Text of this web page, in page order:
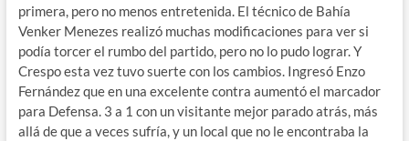
primera, pero no menos entretenida. El técnico de Bahía
Venker Menezes realizó muchas modificaciones para ver si
podía torcer el rumbo del partido, pero no lo pudo lograr. Y
Crespo esta vez tuvo suerte con los cambios. Ingresó Enzo
Fernández que en una excelente contra aumentó el marcador
para Defensa. 3 a 1 con un visitante mejor parado atrás, más
allá de que a veces sufría, y un local que no le encontraba la